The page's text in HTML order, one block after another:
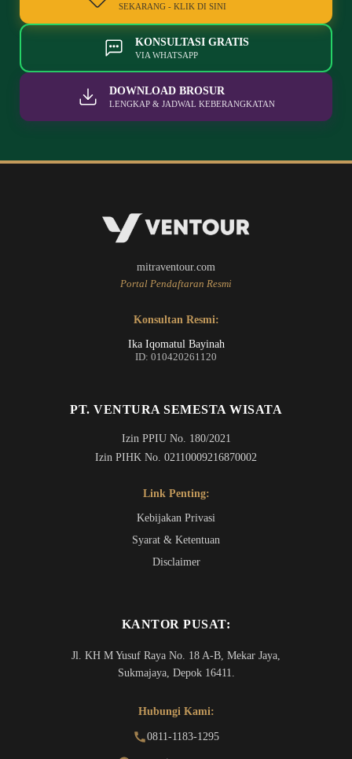
SEKARANG - KLIK DI SINI
KONSULTASI GRATIS
VIA WHATSAPP
DOWNLOAD BROSUR
LENGKAP & JADWAL KEBERANGKATAN
mitraventour.com
Portal Pendaftaran Resmi
Konsultan Resmi:
Ika Iqomatul Bayinah
ID: 010420261120
PT. VENTURA SEMESTA WISATA
Izin PPIU No. 180/2021
Izin PIHK No. 02110009216870002
Link Penting:
Kebijakan Privasi
Syarat & Ketentuan
Disclaimer
KANTOR PUSAT:
Jl. KH M Yusuf Raya No. 18 A-B, Mekar Jaya,
Sukmajaya, Depok 16411.
Hubungi Kami:
0811-1183-1295